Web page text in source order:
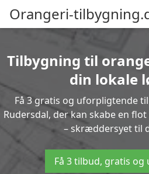
Orangeri-
Tilbygning til
din lokale
Få 3 gratis og uforpligtende
Rudersdal, der kan skabe en
– skræddersyet til
Få 3 tilbud, gratis